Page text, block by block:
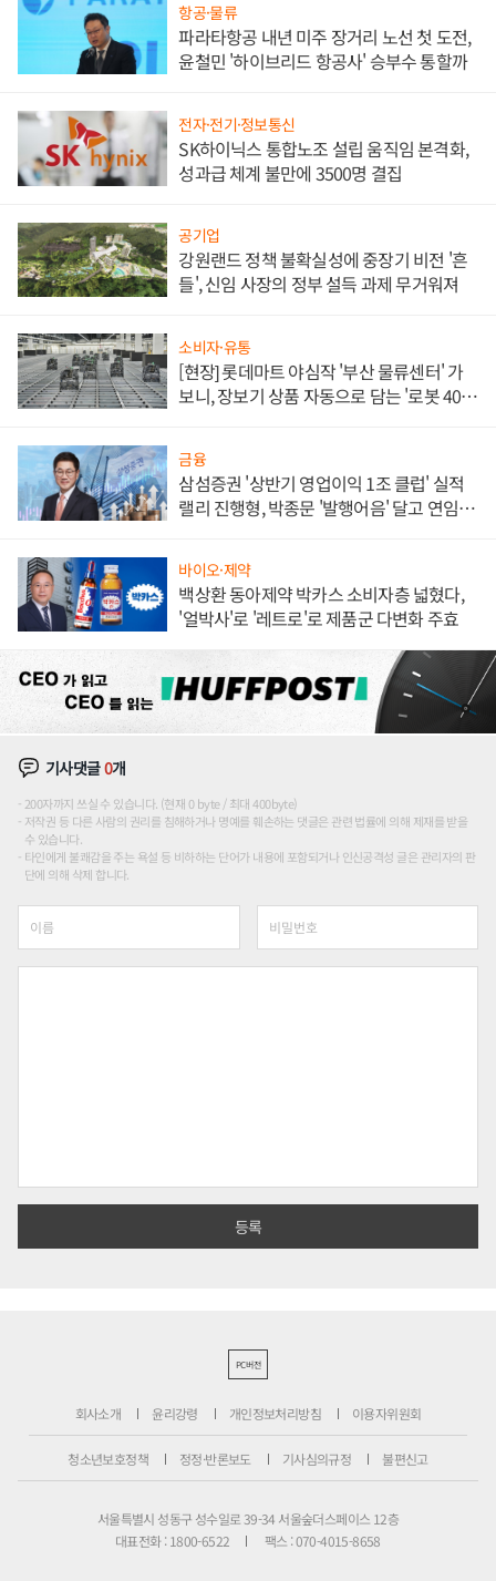
항공·물류
파라타항공 내년 미주 장거리 노선 첫 도전,
윤철민 '하이브리드 항공사' 승부수 통할까
전자·전기·정보통신
SK하이닉스 통합노조 설립 움직임 본격화,
성과급 체계 불만에 3500명 결집
공기업
강원랜드 정책 불확실성에 중장기 비전 '흔
들', 신임 사장의 정부 설득 과제 무거워져
소비자·유통
[현장] 롯데마트 야심작 '부산 물류센터' 가
보니, 장보기 상품 자동으로 담는 '로봇 400
금융
삼섬증권 '상반기 영업이익 1조 클럽' 실적
랠리 진행형, 박종문 '발행어음' 달고 연임 향
바이오·제약
백상환 동아제약 박카스 소비자층 넓혔다,
'얼박사'로 '레트로'로 제품군 다변화 주효
기사댓글0개
200자까지 쓰실 수 있습니다. (현재 0 byte / 최대 400byte)
저작권 등 다른 사람의 권리를 침해하거나 명예를 훼손하는 댓글은 관련 법률에 의해 제재를 받을
수 있습니다.
타인에게 불쾌감을 주는 욕설 등 비하하는 단어가 내용에 포함되거나 인신공격성 글은 관리자의 판
단에 의해 삭제 합니다.
PC버전
회사소개 윤리강령 개인정보처리방침 이용자위원회
청소년보호정책 정정·반론보도 기사심의규정 불편신고
서울특별시 성동구 성수일로 39-34 서울숲더스페이스 12층
대표전화 : 1800-6522
팩스 : 070-4015-8658